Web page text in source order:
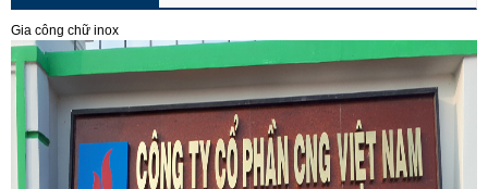
Gia công chữ inox